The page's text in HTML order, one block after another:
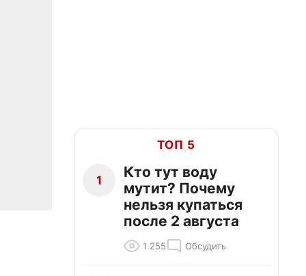
ТОП 5
1
Кто тут воду
мутит? Почему
нельзя купаться
после 2 августа
1 255 Обсудить